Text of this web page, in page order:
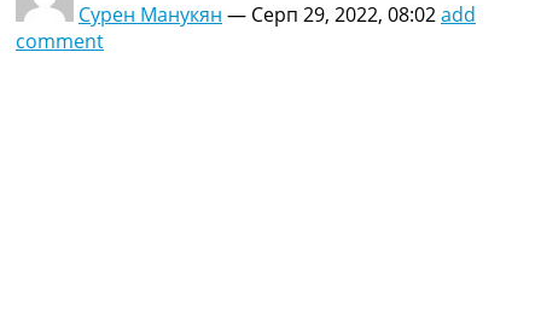
Сурен Манукян — Серп 29, 2022, 08:02add
comment